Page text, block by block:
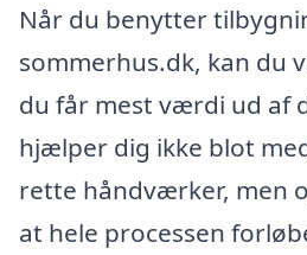
Når du benytter
sommerhus.dk, kan du
du får mest værdi ud af
hjælper dig ikke blot
rette håndværker, men
at hele processen